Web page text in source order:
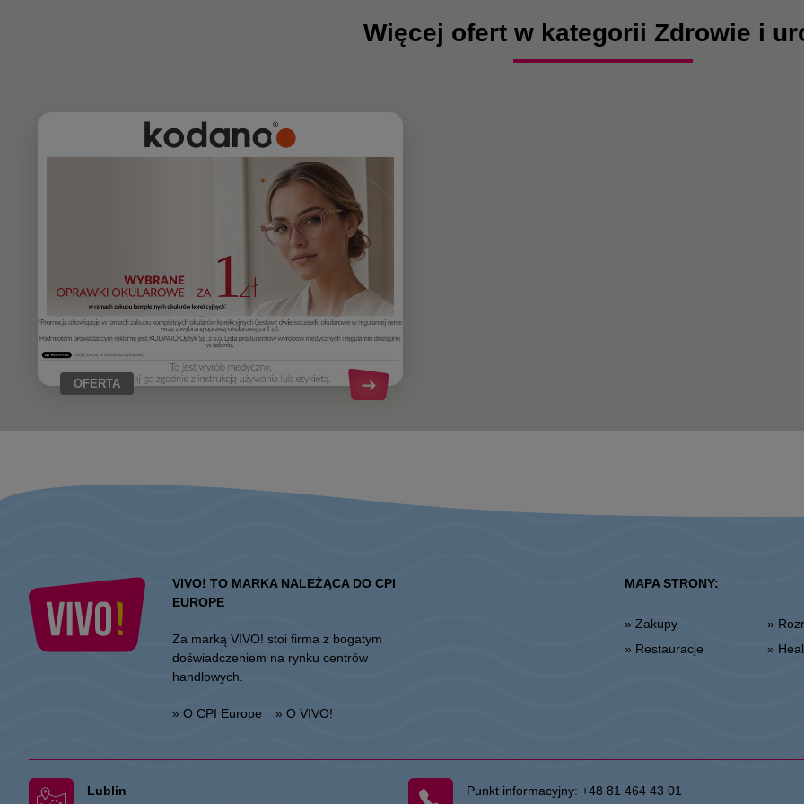
Więcej ofert w kategorii Zdrowie i
OFERTA
VIVO! TO MARKA NALEŻĄCA DO CPI
EUROPE
Za marką VIVO! stoi firma z bogatym
doświadczeniem na rynku centrów
handlowych.
» O CPI Europe » O VIVO!
MAPA STRONY:
» Zakupy
» Restauracje
»
»
Lublin
Punkt informacyjny:+48 81 464 43 01